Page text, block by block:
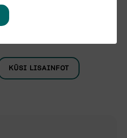
KÜSI LISAINFOT